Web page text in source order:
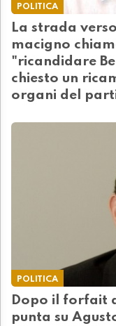
POLITICA
La strada
macigno
"ricandidare
chiesto un
organi del
POLITICA
Dopo il forfait
punta su